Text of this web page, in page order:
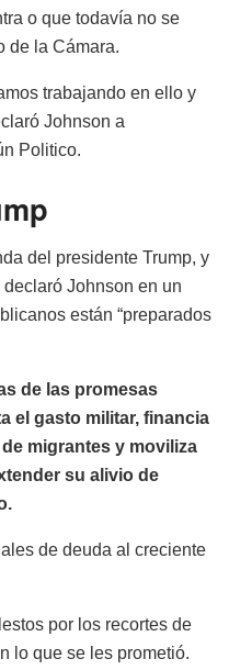
o que todavía no se
de la Cámara.
trabajando en ello y
Johnson a
Politico.
del presidente Trump, y
declaró Johnson en un
están “preparados
de las promesas
el gasto militar, financia
migrantes y moviliza
su alivio de
de deuda al creciente
por los recortes de
lo que se les prometió.